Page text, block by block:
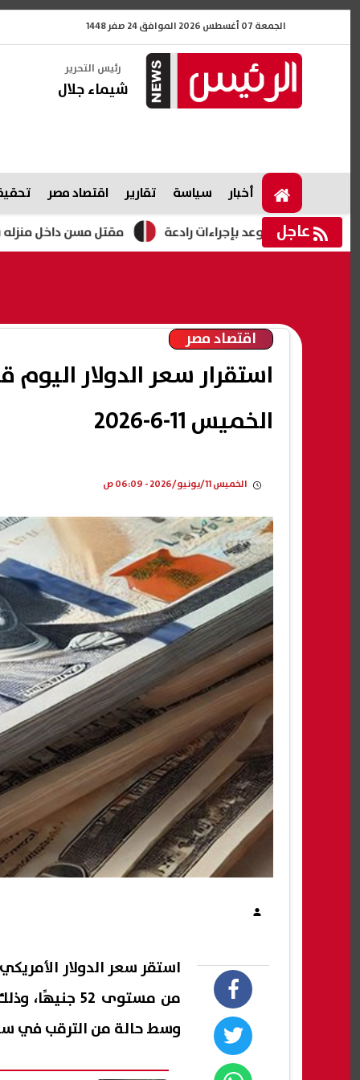
الجمعة 07 أغسطس 2026 الموافق 24 صفر 1448
رئيس التحرير
شيماء جلال
أخبار سياسة تقارير اقتصاد مصر
عاجل مقتل مسن داخل منزله
اقتصاد مصر
الخميس 11-6-2026
الخميس 11/يونيو/2026 - 06:09 ص
من مستوى 52
وسط حالة من الترقب في